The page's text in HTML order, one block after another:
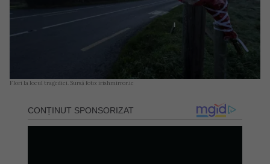
Flori la locul tragediei. Sursă foto: irishmirror.ie